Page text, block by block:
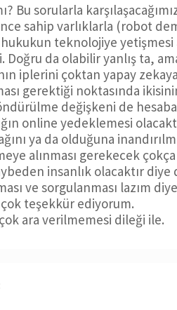
Bu sorularla
sahip varlıklarla (robot
hukukun teknolojiye yetişmesi
da olabilir yanlış ta,
iplerini çoktan yapay
gerektiği noktasında
değişkeni de
online yedeklemesi
ya da olduğuna
alınması gerekecek
insanlık olacaktır
ve sorgulanması lazım
çok teşekkür ediyorum.
ara verilmemesi dileği ile.